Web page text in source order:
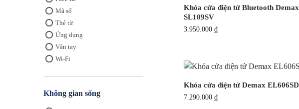
Khóa cửa điện tử Bluetooth Demax
SL109SV
3.950.000 ₫
Khóa cửa điện tử Demax EL606SD
7.290.000 ₫
Mã số
Thẻ từ
Ứng dụng
Vân tay
Wi-Fi
Không gian sống